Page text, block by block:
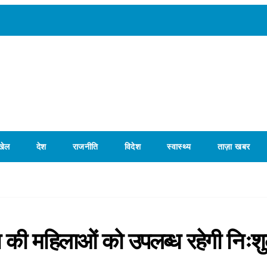
देश राजनीति विदेश स्वास्थ्य ताज़ा खबर
महिलाओं को उपलब्ध रहेगी